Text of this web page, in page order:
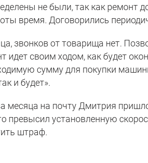
не были, так как ремонт
время. Договорились
звонков от товарища нет.
идет своим ходом, как будет
сумму для покупки
и будет».
месяца на почту Дмитрия
превысил установленную
штраф.